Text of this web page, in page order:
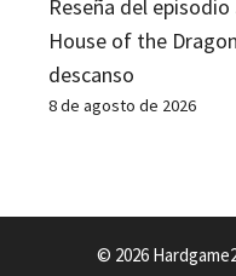
Reseña del
House of the
descanso
8 de agosto de 2026
© 2026